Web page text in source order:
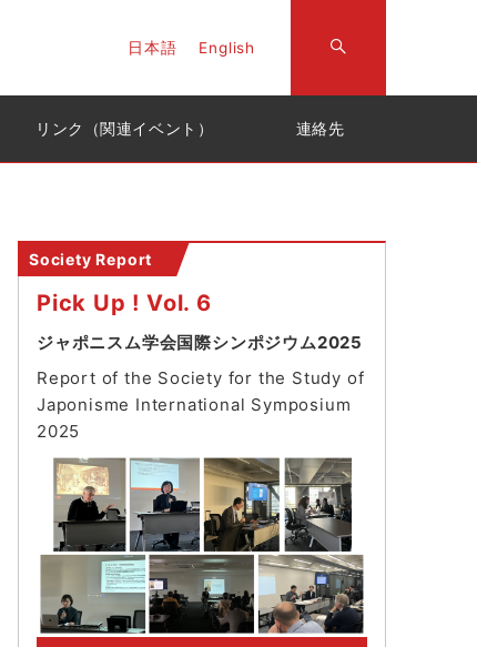
日本語 English
リンク（関連イベント） 連絡先
Society Report
Pick Up ! Vol. 6
ジャポニスム学会国際シンポジウム2025
Report of the Society for the Study of
Japonisme International Symposium
2025